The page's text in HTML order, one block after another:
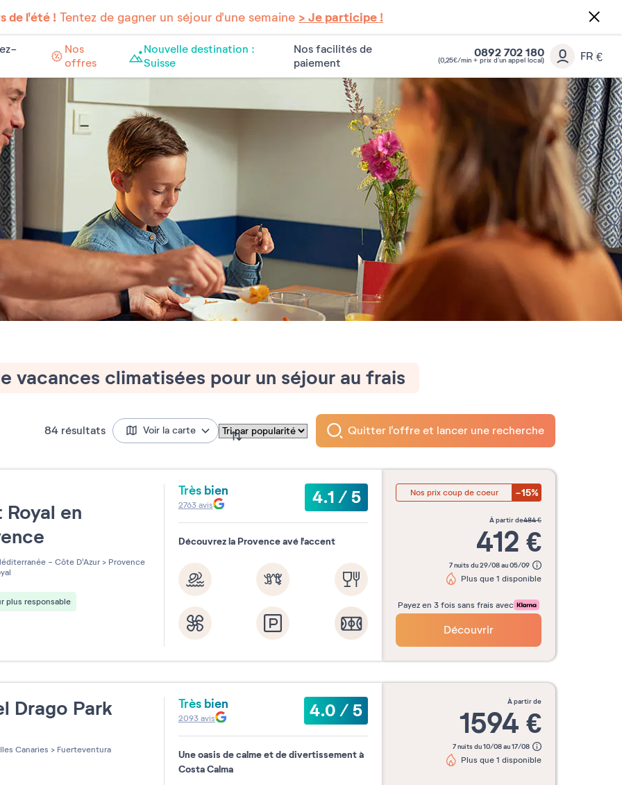
de l'été !Tentez de gagner un séjour d'une semaine > Je participe !
Nos
offres
Nouvelle destination :
Suisse
Nos facilités de
paiement
0892 702 180
(0,25€/min + prix d’un appel local) FR €
vacances climatisées pour un séjour au frais
84 résultats Voir la carte Quitter l'offre et lancer une recherche
Royal en
- Côte D'Azur > Provence
plus responsable
Très bien 4.1/5
2763avis
Découvrez la Provence avé l'accent
Nos prix coup de coeur -15%
à partir de484€
412 €
7 nuits du 29/08 au 05/09
Plus que 1 disponible
Payez en 3 fois sans frais avec
Découvrir
Drago Park
sur 5
Iles Canaries > Fuerteventura
Très bien 4.0/5
2093avis
Une oasis de calme et de divertissement à
Costa Calma
à partir de
1594 €
7 nuits du 10/08 au 17/08
Plus que 1 disponible